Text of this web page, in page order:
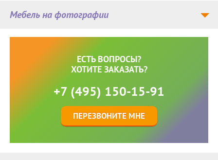
Мебель на фотографии
ЕСТЬ ВОПРОСЫ?
ХОТИТЕ ЗАКАЗАТЬ?
+7 (495) 150-15-91
ПЕРЕЗВОНИТЕ МНЕ